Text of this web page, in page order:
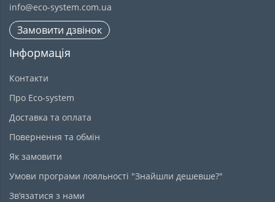
info@eco-system.com.ua
Замовити дзвінок
Інформація
Контакти
Про Eco-system
Доставка та оплата
Повернення та обмін
Як замовити
Умови програми лояльності "Знайшли дешевше?"
Зв’язатися з нами